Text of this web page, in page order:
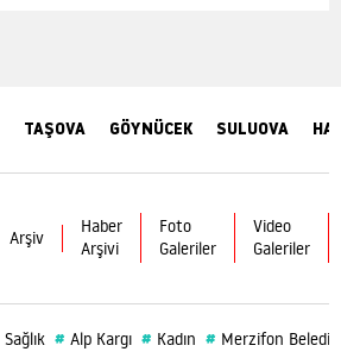
TAŞOVA GÖYNÜCEK SULUOVA
Arşiv
Haber
Arşivi
Foto
Galeriler
Video
Galeriler
Sağlık # Alp Kargı # Kadın # Merzifon